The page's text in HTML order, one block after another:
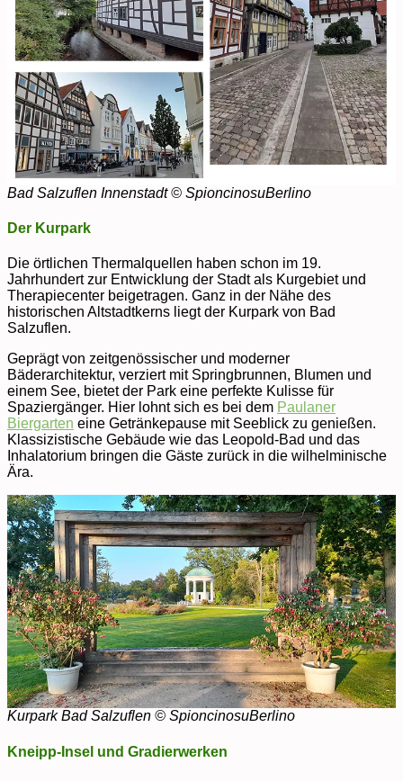
Bad Salzuflen Innenstadt © SpioncinosuBerlino
Der Kurpark
Die örtlichen Thermalquellen haben schon im 19.
Jahrhundert zur Entwicklung der Stadt als Kurgebiet und
Therapiecenter beigetragen. Ganz in der Nähe des
historischen Altstadtkerns liegt der Kurpark von Bad
Salzuflen.
Geprägt von zeitgenössischer und moderner
Bäderarchitektur, verziert mit Springbrunnen, Blumen und
einem See, bietet der Park eine perfekte Kulisse für
Spaziergänger. Hier lohnt sich es bei dem Paulaner
Biergarten eine Getränkepause mit Seeblick zu genießen.
Klassizistische Gebäude wie das Leopold-Bad und das
Inhalatorium bringen die Gäste zurück in die wilhelminische
Ära.
Kurpark Bad Salzuflen © SpioncinosuBerlino
Kneipp-Insel und Gradierwerken